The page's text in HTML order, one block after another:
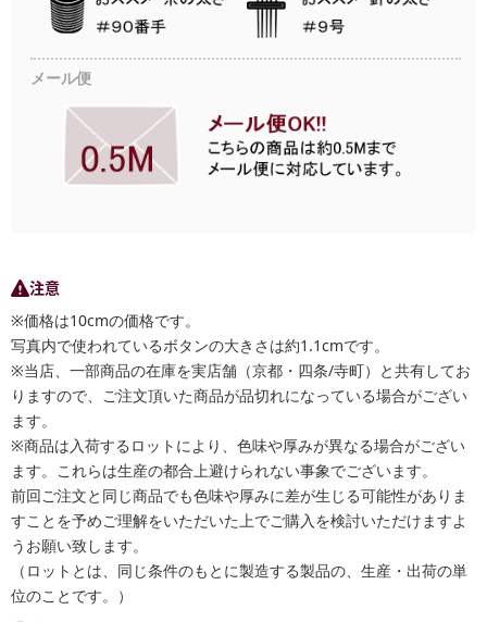
メール便
注意
※価格は10cmの価格です。
写真内で使われているボタンの大きさは約1.1cmです。
※当店、一部商品の在庫を実店舗（京都・四条/寺町）と共有してお
りますので、ご注文頂いた商品が品切れになっている場合がござい
ます。
※商品は入荷するロットにより、色味や厚みが異なる場合がござい
ます。これらは生産の都合上避けられない事象でございます。
前回ご注文と同じ商品でも色味や厚みに差が生じる可能性がありま
すことを予めご理解をいただいた上でご購入を検討いただけますよ
うお願い致します。
（ロットとは、同じ条件のもとに製造する製品の、生産・出荷の単
位のことです。）